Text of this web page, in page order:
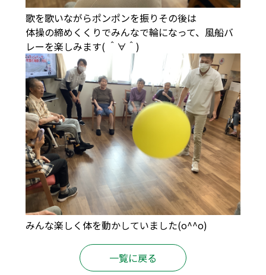
歌を歌いながらポンポンを振りその後は
体操の締めくくりでみんなで輪になって、風船バ
レーを楽しみます( ＾∀＾)
みんな楽しく体を動かしていました(o^^o)
一覧に戻る